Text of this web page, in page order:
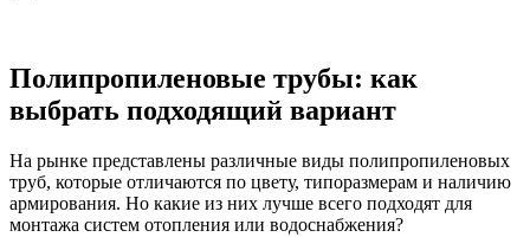
Полипропиленовые трубы: как
выбрать подходящий вариант
На рынке представлены различные виды полипропиленовых
труб, которые отличаются по цвету, типоразмерам и наличию
армирования. Но какие из них лучше всего подходят для
монтажа систем отопления или водоснабжения?